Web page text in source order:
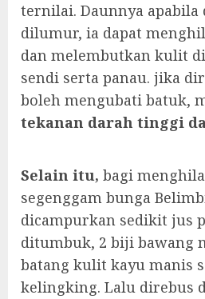
ternilai. Daunnya
dilumur, ia dapat
dan melembutkan kulit
sendi serta panau. jika
boleh mengubati batuk,
tekanan darah tinggi
Selain itu, bagi
segenggam bunga
dicampurkan sedikit jus
ditumbuk, 2 biji bawang
batang kulit kayu manis
kelingking. Lalu direbus